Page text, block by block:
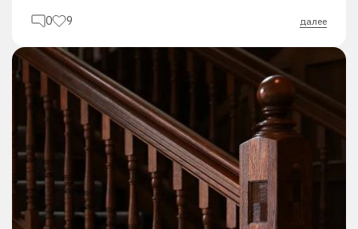
0 9 далее